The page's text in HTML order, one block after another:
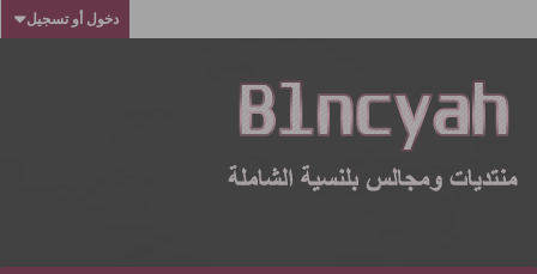
دخول أو تسجيل